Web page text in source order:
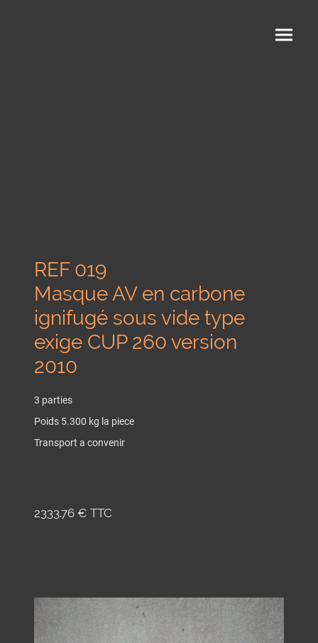
REF 019
Masque AV en carbone
ignifugé sous vide type
exige CUP 260 version
2010
3 parties
Poids 5.300 kg la piece
Transport a convenir
2333.76 € TTC